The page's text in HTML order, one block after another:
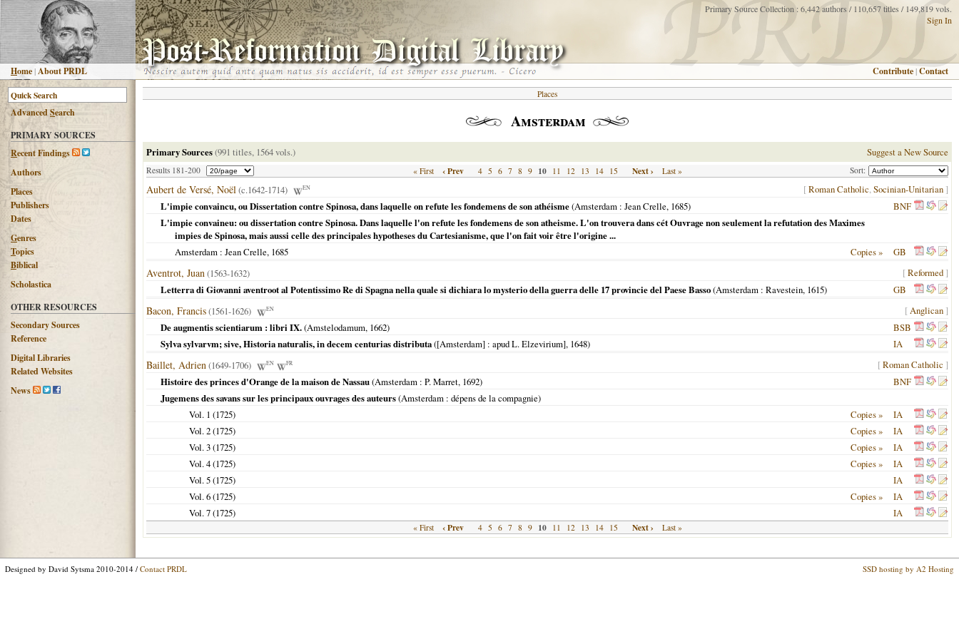
Home |About PRDL
Primary Source Collection : 6,442 authors / 110,657 titles / 149,819 vols.
Sign In
Contribute |Contact
AdvancedSearch
PRIMARY SOURCES
Recent Findings
Authors
Places
Publishers
Dates
Genres
Topics
Biblical
Scholastica
OTHER RESOURCES
Secondary Sources
Reference
Digital Libraries
Related Websites
News
Places
Amsterdam
Primary Sources(991 titles, 1564 vols.) Suggest a New Source
Results 181-200 Sort:
« First ‹ Prev 4 5 6 7 8 9 10 11 12 13 14 15 Next › Last »
Aubert de Versé, Noël(c.1642-1714) EN [Roman Catholic,Socinian-Unitarian ]
L'impie convaincu, ou Dissertation contre Spinosa, dans laquelle on refute les fondemens de son athéisme(Amsterdam : Jean Crelle, 1685)
BNF
L'impie convaineu: ou dissertation contre Spinosa. Dans laquelle l'on refute les fondemens de son atheisme. L'on trouvera dans cét Ouvrage non seulement la refutation des Maximes
impies de Spinosa, mais aussi celle des principales hypotheses du Cartesianisme, que l'on fait voir être l'origine ...
Amsterdam : Jean Crelle, 1685 Copies » GB
Aventrot, Juan(1563-1632) [Reformed ]
Letterra di Giovanni aventroot al Potentissimo Re di Spagna nella quale si dichiara lo mysterio della guerra delle 17 provincie del Paese Basso(Amsterdam : Ravestein, 1615) GB
Bacon, Francis(1561-1626) EN [Anglican ]
De augmentis scientiarum : libri IX.(Amstelodamum, 1662)
BSB
Sylva sylvarvm; sive, Historia naturalis, in decem centurias distributa([Amsterdam] : apud L. Elzevirium], 1648) IA
Baillet, Adrien(1649-1706) EN FR [Roman Catholic ]
Histoire des princes d'Orange de la maison de Nassau(Amsterdam : P. Marret, 1692)
BNF
Jugemens des savans sur les principaux ouvrages des auteurs(Amsterdam : dépens de la compagnie)
Vol. 1 (1725) Copies »
IA
Vol. 2 (1725) Copies »
IA
Vol. 3 (1725) Copies »
IA
Vol. 4 (1725) Copies »
IA
Vol. 5 (1725)
IA
Vol. 6 (1725) Copies »
IA
Vol. 7 (1725) IA
« First ‹ Prev 4 5 6 7 8 9 10 11 12 13 14 15 Next › Last »
Designed by David Sytsma 2010-2014 / Contact PRDL SSD hosting by A2 Hosting